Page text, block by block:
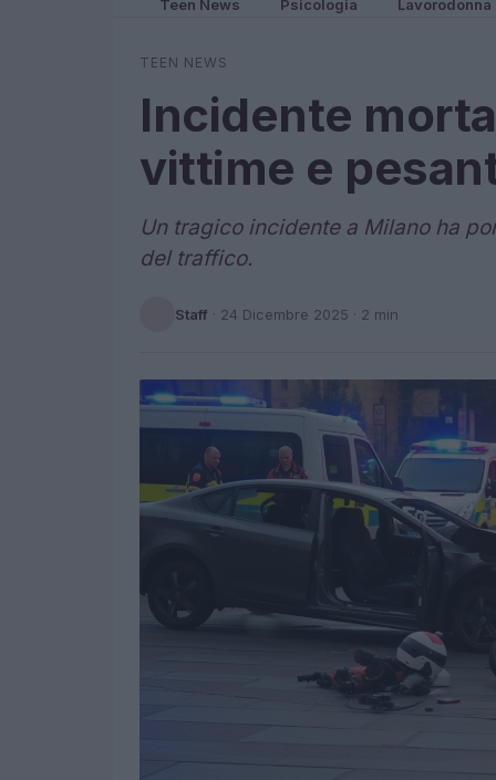
Teen News Psicologia Lavorodonna
TEEN NEWS
Incidente
vittime e
Un tragico incidente a Milano ha
del traffico.
Staff · 24 Dicembre 2025 · 2 min